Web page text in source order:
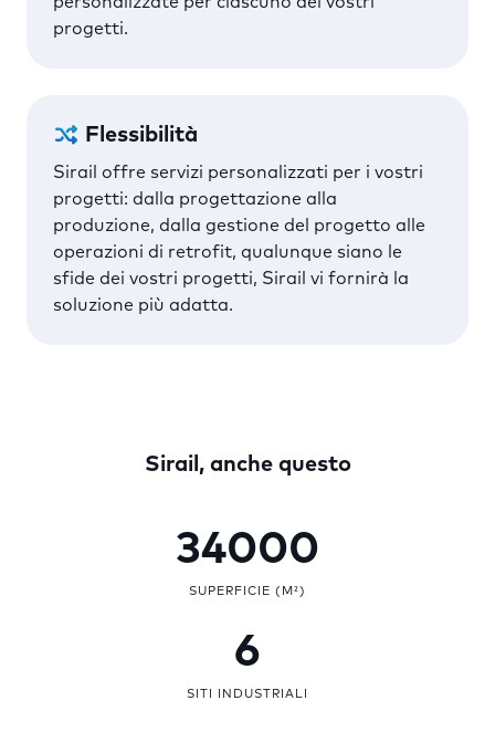
progetti.
Flessibilità
Sirail offre servizi personalizzati per i vostri
progetti: dalla progettazione alla
produzione, dalla gestione del progetto alle
operazioni di retrofit, qualunque siano le
sfide dei vostri progetti, Sirail vi fornirà la
soluzione più adatta.
Sirail, anche questo
34000
SUPERFICIE (M²)
6
SITI INDUSTRIALI